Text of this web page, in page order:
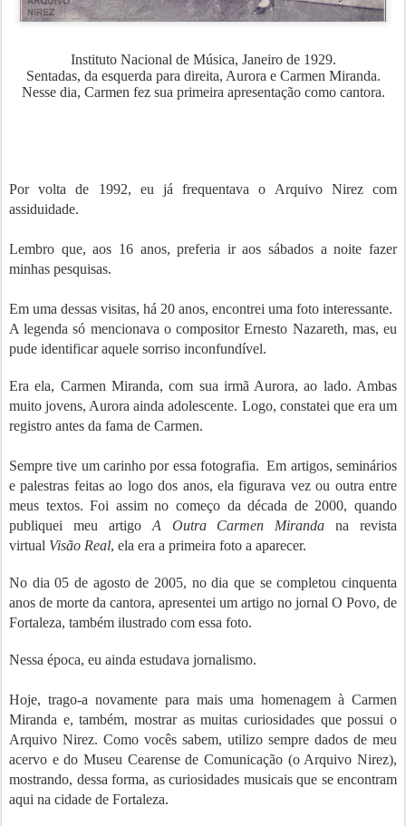
Instituto Nacional de Música, Janeiro de 1929.
Sentadas, da esquerda para direita, Aurora e Carmen Miranda.
Nesse dia, Carmen fez sua primeira apresentação como cantora.
Por volta de 1992, eu já frequentava o Arquivo Nirez com
assiduidade.
Lembro que, aos 16 anos, preferia ir aos sábados a noite fazer
minhas pesquisas.
Em uma dessas visitas, há 20 anos, encontrei uma foto interessante.
A legenda só mencionava o compositor Ernesto Nazareth, mas, eu
pude identificar aquele sorriso inconfundível.
Era ela, Carmen Miranda, com sua irmã Aurora, ao lado. Ambas
muito jovens, Aurora ainda adolescente. Logo, constatei que era um
registro antes da fama de Carmen.
Sempre tive um carinho por essa fotografia. Em artigos, seminários
e palestras feitas ao logo dos anos, ela figurava vez ou outra entre
meus textos. Foi assim no começo da década de 2000, quando
publiquei meu artigo A Outra Carmen Miranda na revista
virtual Visão Real, ela era a primeira foto a aparecer.
No dia 05 de agosto de 2005, no dia que se completou cinquenta
anos de morte da cantora, apresentei um artigo no jornal O Povo, de
Fortaleza, também ilustrado com essa foto.
Nessa época, eu ainda estudava jornalismo.
Hoje, trago-a novamente para mais uma homenagem à Carmen
Miranda e, também, mostrar as muitas curiosidades que possui o
Arquivo Nirez. Como vocês sabem, utilizo sempre dados de meu
acervo e do Museu Cearense de Comunicação (o Arquivo Nirez),
mostrando, dessa forma, as curiosidades musicais que se encontram
aqui na cidade de Fortaleza.